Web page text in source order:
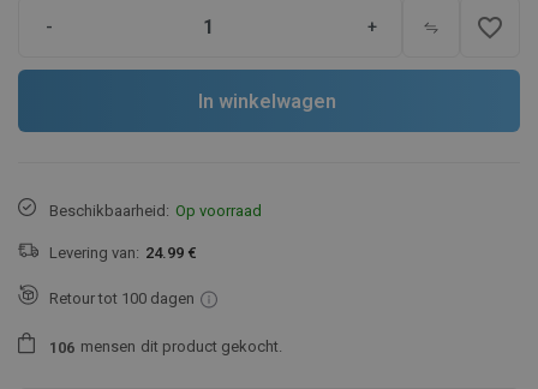
- + favorite_border
In winkelwagen
Beschikbaarheid: Op voorraad
Levering van: 24.99 €
Retour tot 100 dagen
1 06 mensen dit product gekocht.